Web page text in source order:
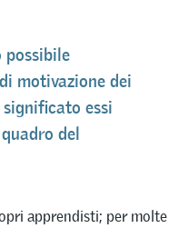
possibile
motivazione dei
significato essi
del
apprendisti; per molte